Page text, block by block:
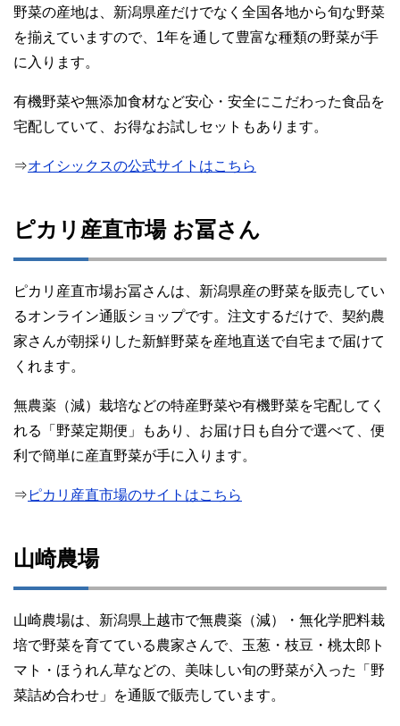
野菜の産地は、新潟県産だけでなく全国各地から旬な野菜
を揃えていますので、1年を通して豊富な種類の野菜が手
に入ります。
有機野菜や無添加食材など安心・安全にこだわった食品を
宅配していて、お得なお試しセットもあります。
⇒オイシックスの公式サイトはこちら
ピカリ産直市場 お冨さん
ピカリ産直市場お冨さんは、新潟県産の野菜を販売してい
るオンライン通販ショップです。注文するだけで、契約農
家さんが朝採りした新鮮野菜を産地直送で自宅まで届けて
くれます。
無農薬（減）栽培などの特産野菜や有機野菜を宅配してく
れる「野菜定期便」もあり、お届け日も自分で選べて、便
利で簡単に産直野菜が手に入ります。
⇒ ピカリ産直市場のサイトはこちら
山崎農場
山崎農場は、新潟県上越市で無農薬（減）・無化学肥料栽
培で野菜を育てている農家さんで、玉葱・枝豆・桃太郎ト
マト・ほうれん草などの、美味しい旬の野菜が入った「野
菜詰め合わせ」を通販で販売しています。